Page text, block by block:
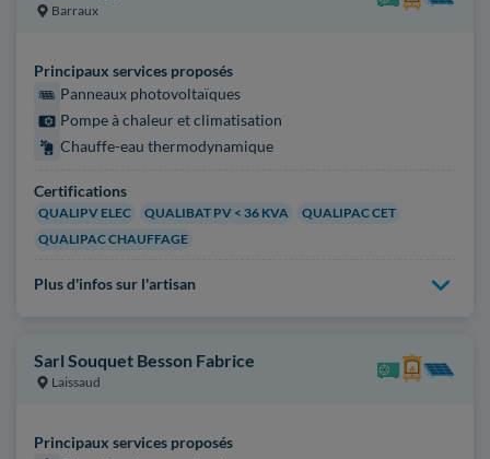
Barraux
Principaux services proposés
Panneaux photovoltaïques
Pompe à chaleur et climatisation
Chauffe-eau thermodynamique
Certifications
QUALIPV ELEC QUALIBAT PV < 36 KVA
QUALIPAC CET
QUALIPAC CHAUFFAGE
Plus d'infos sur l'artisan
Sarl Souquet Besson Fabrice
Laissaud
Principaux services proposés